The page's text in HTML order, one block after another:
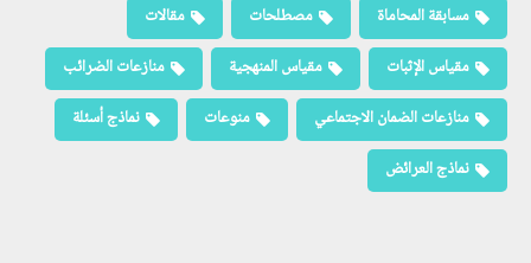
مسابقة المحاماة
مصطلحات
مقالات
مقياس الإثبات
مقياس المنهجية
منازعات الضرائب
منازعات الضمان الاجتماعي
منوعات
نماذج أسئلة
نماذج العرائض